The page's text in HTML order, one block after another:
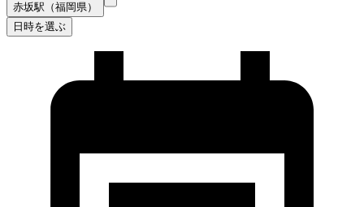
赤坂駅（福岡県）
日時を選ぶ